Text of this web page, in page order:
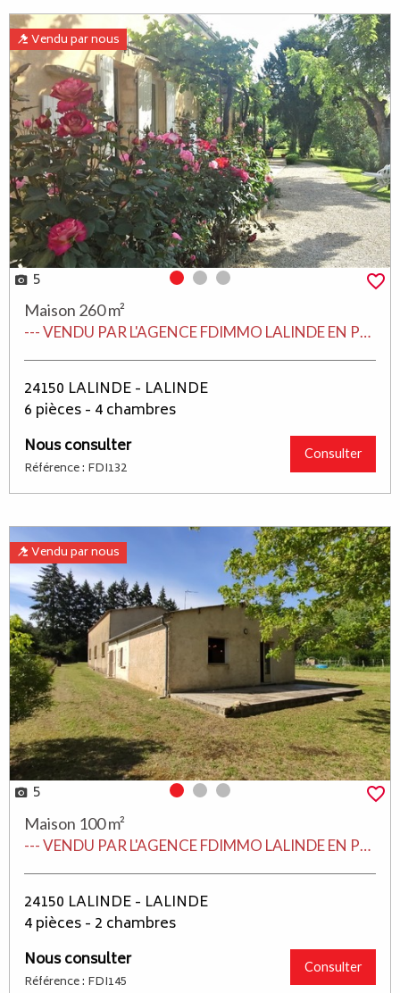
Vendu par nous
5 Photo 0
Photo 1Photo 2
Maison 260 m²
--- VENDU PAR L'AGENCE FDIMMO LALINDE EN PERIGORD ---
24150 LALINDE - LALINDE
6 pièces - 4 chambres
Nous consulter
Référence : FDI132
Consulter
Vendu par nous
5 Photo 0
Photo 1Photo 2
Maison 100 m²
--- VENDU PAR L'AGENCE FDIMMO LALINDE EN PERIGORD ---
24150 LALINDE - LALINDE
4 pièces - 2 chambres
Nous consulter
Référence : FDI145
Consulter